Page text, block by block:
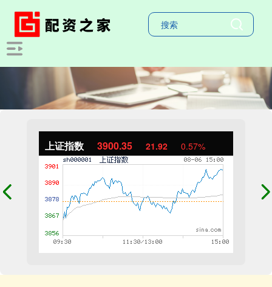
上证指数 3900.35 21.92 0.57%